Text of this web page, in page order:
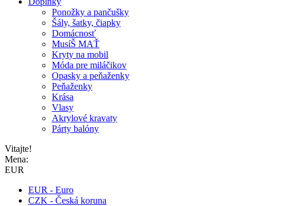
Ponožky a pančušky
Šály, šatky, čiapky
Domácnosť
MusíŠ MAŤ
Kryty na mobil
Móda pre miláčikov
Opasky a peňaženky
Peňaženky
Krása
Vlasy
Akrylové kravaty
Párty balóny
Vitajte!
Mena:
EUR
EUR - Euro
CZK - Česká koruna